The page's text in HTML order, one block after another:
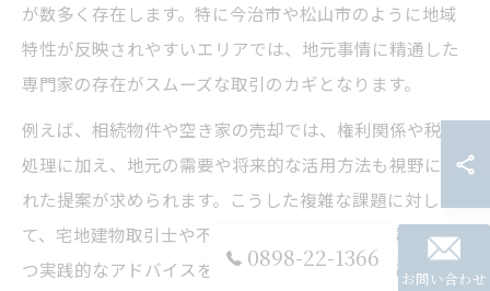
が数多く存在します。特に今治市や松山市のように地域
特性が反映されやすいエリアでは、地元事情に精通した
専門家の存在がスムーズな取引のカギとなります。
例えば、相続物件や空き家の売却では、権利関係や税務
処理に加え、地元の需要や将来的な活用方法も視野に入
れた提案が求められます。こうした複雑な課題に対し
て、宅地建物取引士や不動産会社の担当者が、現実的か
つ実践的なアドバイスを提供してくれます。失敗例とし
0898-22-1366
お問い合わせ